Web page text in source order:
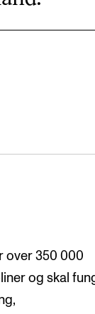
over 350 000
og skal